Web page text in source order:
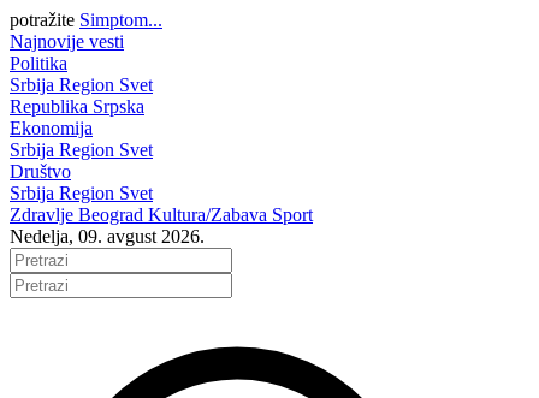
potražite Simptom...
Najnovije vesti
Politika
Srbija Region Svet
Republika Srpska
Ekonomija
Srbija Region Svet
Društvo
Srbija Region Svet
Zdravlje Beograd Kultura/Zabava Sport
Nedelja, 09. avgust 2026.